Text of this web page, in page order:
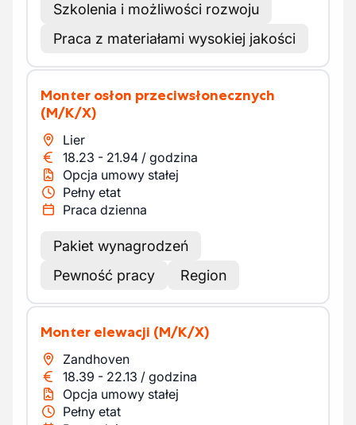
Szkolenia i możliwości rozwoju
Praca z materiałami wysokiej jakości
Monter osłon przeciwsłonecznych
(M/K/X)
Lier
18.23 - 21.94 / godzina
Opcja umowy stałej
Pełny etat
Praca dzienna
Pakiet wynagrodzeń
Pewność pracy
Region
Monter elewacji (M/K/X)
Zandhoven
18.39 - 22.13 / godzina
Opcja umowy stałej
Pełny etat